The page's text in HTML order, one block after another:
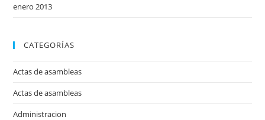
enero 2013
CATEGORÍAS
Actas de asambleas
Actas de asambleas
Administracion